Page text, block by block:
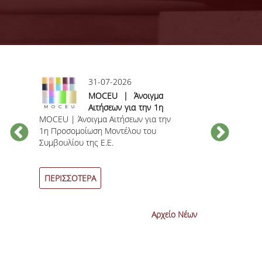
31-07-2026
MOCEU | Άνοιγμα
Αιτήσεων για την 1η
Προσομοίωση
Μοντέλου του
Συμβουλίου της Ε.Ε.
MOCEU | Άνοιγμα Αιτήσεων για την
1η Προσομοίωση Μοντέλου του
Συμβουλίου της Ε.Ε.
ΠΕΡΙΣΣΟΤΕΡΑ
βαθμολογίας
εξεταστικών
Αρχείο Νέων